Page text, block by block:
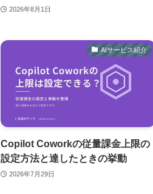
2026年8月1日
AIサービス紹介
Copilot Coworkの従量課金上限の
設定方法と達したときの挙動
2026年7月29日